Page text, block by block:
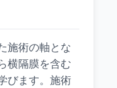
施術の軸とな
横隔膜を含む
びます。施術